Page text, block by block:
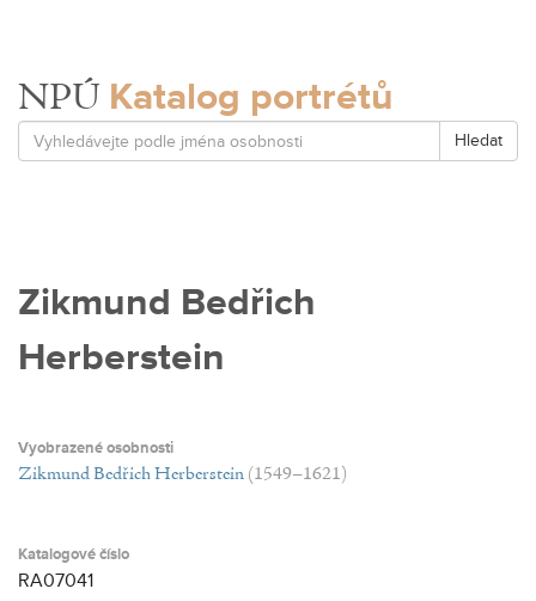
NPÚ Katalog portrétů
Hledat
Zikmund Bedřich
Herberstein
Vyobrazené osobnosti
Zikmund Bedřich Herberstein (1549–1621)
Katalogové číslo
RA07041